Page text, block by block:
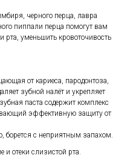
черного перца, лавра
пиппали перца помогут вам
рта, уменьшить кровоточивость
от кариеса, пародонтоза,
зубной налёт и укрепляет
паста содержит комплекс
эффективную защиту от
борется с неприятным запахом.
и отеки слизистой рта.